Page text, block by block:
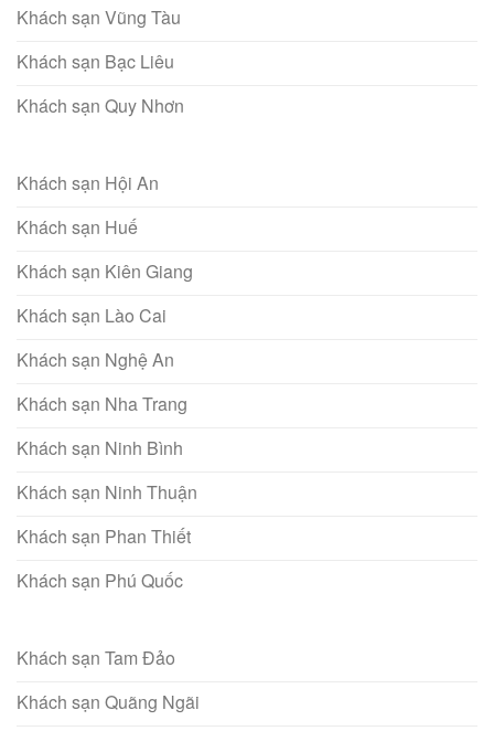
Khách sạn Vũng Tàu
Khách sạn Bạc Liêu
Khách sạn Quy Nhơn
Khách sạn Hội An
Khách sạn Huế
Khách sạn Kiên Giang
Khách sạn Lào Cai
Khách sạn Nghệ An
Khách sạn Nha Trang
Khách sạn Ninh Bình
Khách sạn Ninh Thuận
Khách sạn Phan Thiết
Khách sạn Phú Quốc
Khách sạn Tam Đảo
Khách sạn Quãng Ngãi